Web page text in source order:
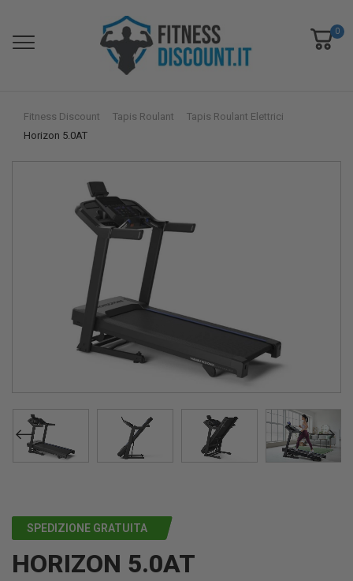
0
Fitness Discount Tapis Roulant
Tapis Roulant Elettrici
Horizon 5.0AT
SPEDIZIONE GRATUITA
HORIZON 5.0AT